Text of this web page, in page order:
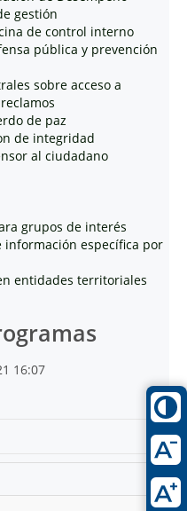
gestión
de control interno
pública y prevención
sobre acceso a
de paz
de integridad
al ciudadano
grupos de interés
específica por
entidades territoriales
16:07